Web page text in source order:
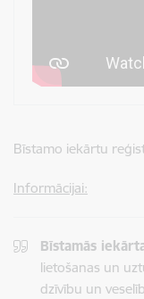
Bīstamo iekārtu
Informācijai:
Bīstamās
lietošanas un
dzīvību un